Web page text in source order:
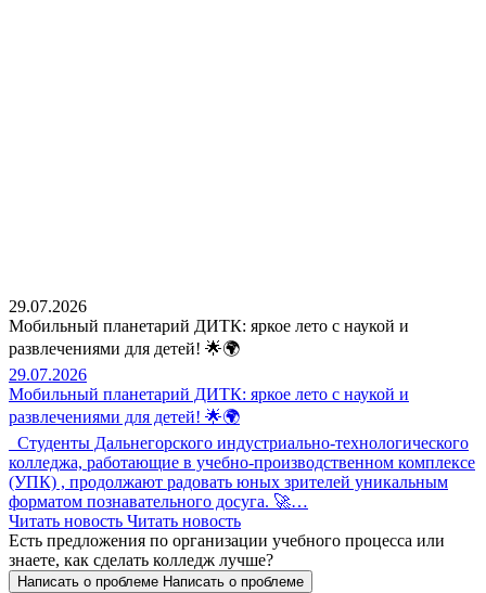
29.07.2026
Мобильный планетарий ДИТК: яркое лето с наукой и
развлечениями для детей! 🌟🌍
29.07.2026
Мобильный планетарий ДИТК: яркое лето с наукой и
развлечениями для детей! 🌟🌍
Студенты Дальнегорского индустриально-технологического
колледжа, работающие в учебно-производственном комплексе
(УПК) , продолжают радовать юных зрителей уникальным
форматом познавательного досуга. 🚀…
Читать новость Читать новость
Есть предложения по организации учебного процесса или
знаете, как сделать колледж лучше?
Написать о проблеме Написать о проблеме